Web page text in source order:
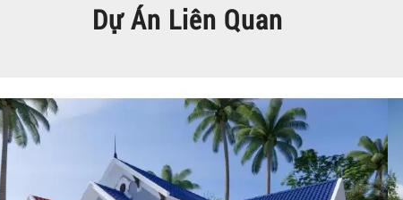
Dự Án Liên Quan